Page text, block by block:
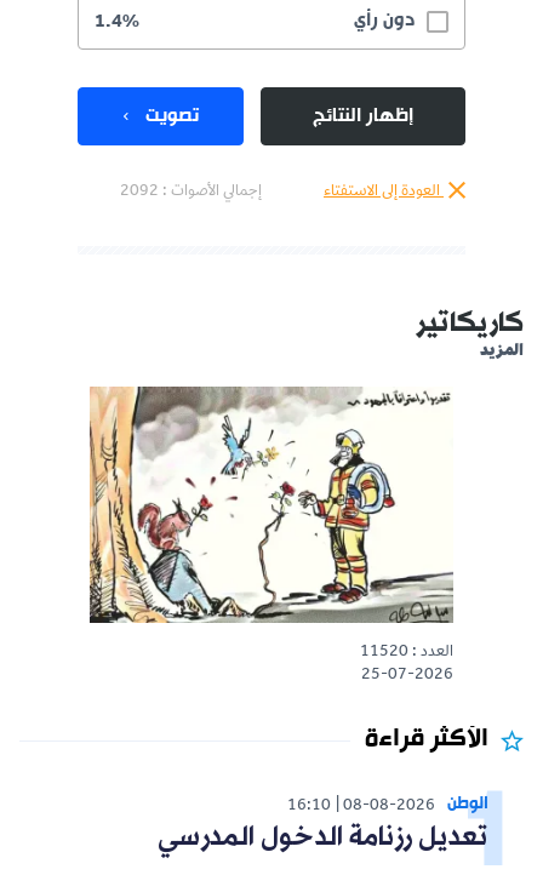
دون رأي 1.4%
إظهار النتائج تصويت
العودة إلى الاستفتاء إجمالي الأصوات : 2092
كاريكاتير
المزيد
العدد : 11520
25-07-2026
الأكثر قراءة
الوطن 08-08-2026
16:10
تعديل رزنامة الدخول المدرسي